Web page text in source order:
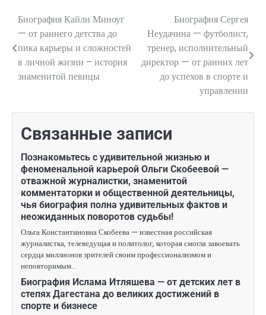
Навигация
по
записям
Биография Кайли Миноуг
— от раннего детства до
пика карьеры и сложностей
в личной жизни – история
знаменитой певицы
Биография Сергея
Неудачина — футболист,
тренер, исполнительный
директор — от ранних лет
до успехов в спорте и
управлении
Связанные записи
Познакомьтесь с удивительной жизнью и
феноменальной карьерой Ольги Скобеевой —
отважной журналистки, знаменитой
комментаторки и общественной деятельницы,
чья биография полна удивительных фактов и
неожиданных поворотов судьбы!
Ольга Константиновна Скобеева — известная российская
журналистка, телеведущая и политолог, которая смогла завоевать
сердца миллионов зрителей своим профессионализмом и
неповторимым…
Биография Ислама Итляшева — от детских лет в
степях Дагестана до великих достижений в
спорте и бизнесе